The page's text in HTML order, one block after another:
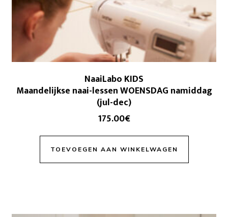
NaaiLabo KIDS
Maandelijkse naai-lessen WOENSDAG namiddag
(jul-dec)
175.00€
TOEVOEGEN AAN WINKELWAGEN